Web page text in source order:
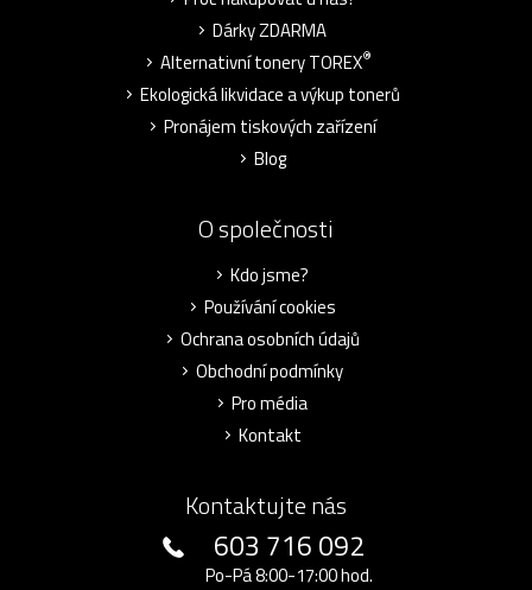
Dárky ZDARMA
Alternativní tonery TOREX®
Ekologická likvidace a výkup tonerů
Pronájem tiskových zařízení
Blog
O společnosti
Kdo jsme?
Používání cookies
Ochrana osobních údajů
Obchodní podmínky
Pro média
Kontakt
Kontaktujte nás
603 716 092
Po-Pá 8:00-17:00 hod.